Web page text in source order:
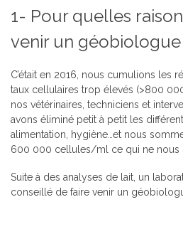
1- Pour quelles
venir un géobiologue
C’était en 2016, nous cumulions les
taux cellulaires trop élevés (>800
nos vétérinaires, techniciens et
avons éliminé petit à petit les
alimentation, hygiène…et nous
600 000 cellules/ml ce qui ne nous
Suite à des analyses de lait, un
conseillé de faire venir un